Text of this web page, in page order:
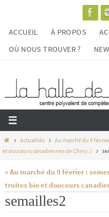
contenu
ACCUEIL À PROPOS
OÙ NOUS TROUVER ?
HomeActualités
Au marché du 9
et douceurs canadiennes de Chiny :)
« Au marché du 9 février :
truites bio et douceurs
semailles2